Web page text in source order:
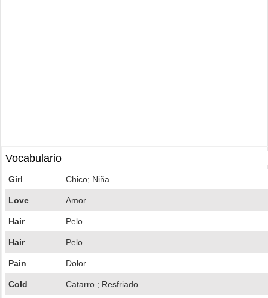
Vocabulario
Girl Chico; Niña
Love Amor
Hair Pelo
Hair Pelo
Pain Dolor
Cold Catarro ; Resfriado